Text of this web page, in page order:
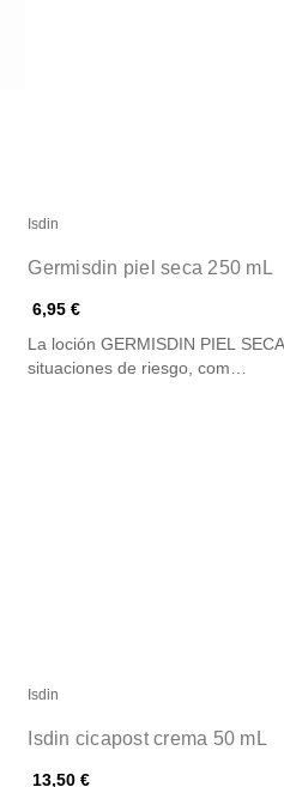
Isdin
Germisdin piel seca 250 mL
6,95 €
La loción GERMISDIN PIEL
situaciones de riesgo, com…
Isdin
Isdin cicapost crema 50 mL
13,50 €